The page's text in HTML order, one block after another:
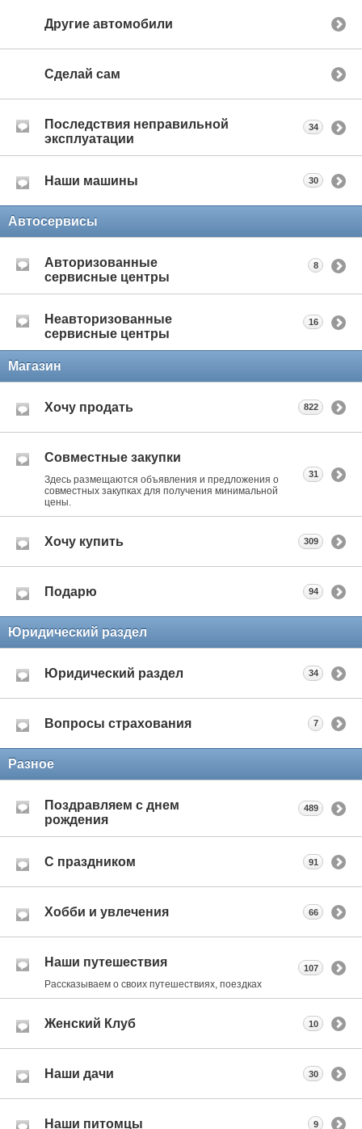
Другие автомобили
Сделай сам
Последствия неправильной
эксплуатации
34
Наши машины 30
Автосервисы
Авторизованные
сервисные центры
8
Неавторизованные
сервисные центры
16
Магазин
Хочу продать 822
Совместные закупки
Здесь размещаются объявления и предложения о
совместных закупках для получения минимальной
цены.
31
Хочу купить 309
Подарю 94
Юридический раздел
Юридический раздел 34
Вопросы страхования 7
Разное
Поздравляем с днем
рождения
489
С праздником 91
Хобби и увлечения 66
Наши путешествия
Рассказываем о своих путешествиях, поездках
107
Женский Клуб 10
Наши дачи 30
Наши питомцы 9